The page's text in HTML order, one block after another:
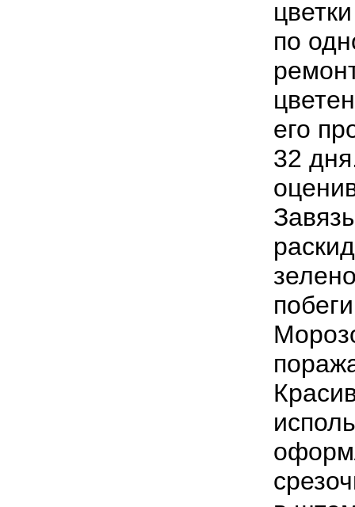
цветки
по
его
32 дня
побеги